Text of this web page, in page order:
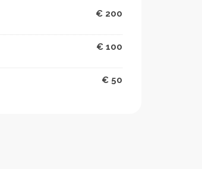
€ 200
€ 100
€ 50